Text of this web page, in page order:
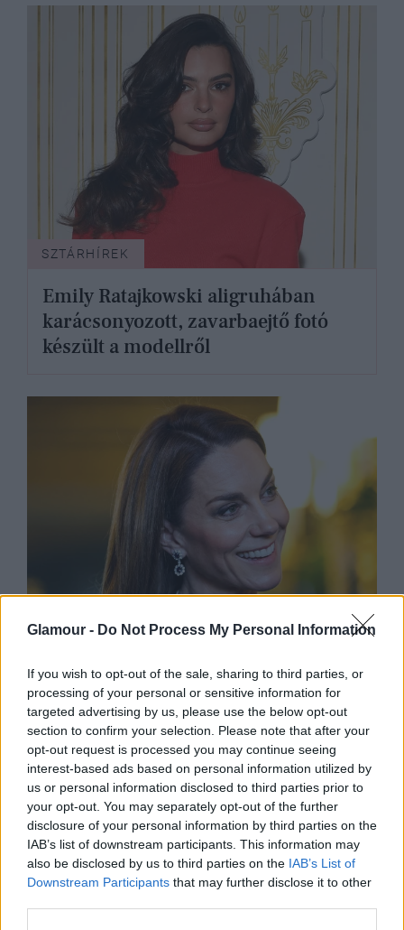
Glamour - Do Not Process My Personal Information
If you wish to opt-out of the sale, sharing to third parties, or
processing of your personal or sensitive information for
targeted advertising by us, please use the below opt-out
section to confirm your selection. Please note that after your
opt-out request is processed you may continue seeing
interest-based ads based on personal information utilized by
us or personal information disclosed to third parties prior to
your opt-out. You may separately opt-out of the further
disclosure of your personal information by third parties on the
IAB’s list of downstream participants. This information may
also be disclosed by us to third parties on the IAB’s List of
Downstream Participants that may further disclose it to other
SZTÁRHÍREK
Emily Ratajkowski aligruhában
karácsonyozott, zavarbaejtő fotó
készült a modellről
Katalin hercegné valósággal ragyog
legújabb fotóin, egyszerűen
álomszép volt a karácsonyi sétán a
leendő királyné